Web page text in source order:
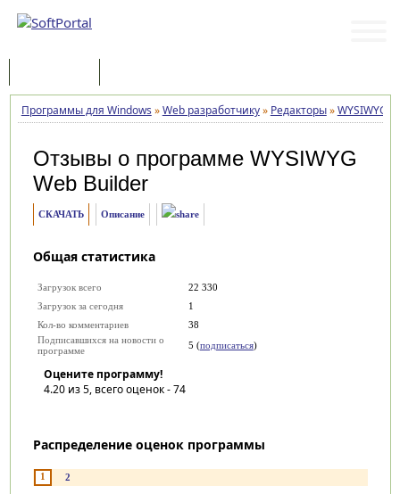
Программы для Windows »Web разработчику» Редакторы»WYSIWYG
Отзывы о программе WYSIWYG
Web Builder
СКАЧАТЬ Описание
Общая статистика
Загрузок всего
22 330
Загрузок за сегодня
1
Кол-во комментариев
38
Подписавшихся на новости о
программе
5 (подписаться)
Оцените программу!
4.20из 5, всего оценок -74
Распределение оценок программы
1 2